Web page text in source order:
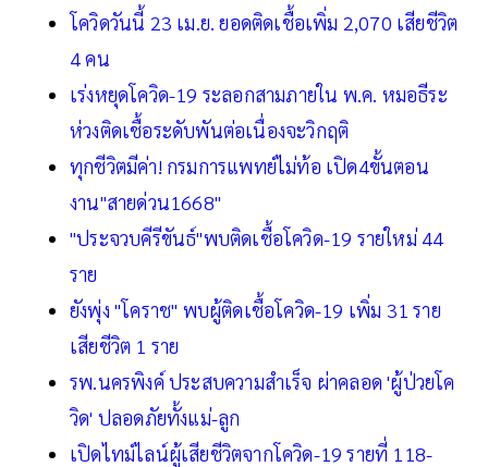
โควิดวันนี้ 23 เม.ย. ยอดติดเชื้อเพิ่ม 2,070 เสียชีวิต
4 คน
เร่งหยุดโควิด-19 ระลอกสามภายใน พ.ค. หมอธีระ
ห่วงติดเชื้อระดับพันต่อเนื่องจะวิกฤติ
ทุกชีวิตมีค่า! กรมการแพทย์ไม่ท้อ เปิด4ขั้นตอน
งาน"สายด่วน1668"
"ประจวบคีรีขันธ์"พบติดเชื้อโควิด-19 รายใหม่ 44
ราย
ยังพุ่ง "โคราช" พบผู้ติดเชื้อโควิด-19 เพิ่ม 31 ราย
เสียชีวิต 1 ราย
รพ.นครพิงค์ ประสบความสำเร็จ ผ่าคลอด 'ผู้ป่วยโค
วิด' ปลอดภัยทั้งแม่-ลูก
เปิดไทม์ไลน์ผู้เสียชีวิตจากโควิด-19 รายที่ 118-